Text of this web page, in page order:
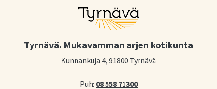
Tyrnävä. Mukavamman arjen kotikunta
Kunnankuja 4, 91800 Tyrnävä
Puh: 08 558 71300